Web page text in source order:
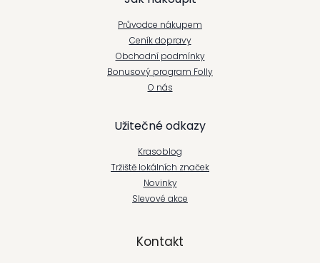
Průvodce nákupem
Ceník dopravy
Obchodní podmínky
Bonusový program Folly
O nás
Užitečné odkazy
Krasoblog
Tržiště lokálních značek
Novinky
Slevové akce
Kontakt